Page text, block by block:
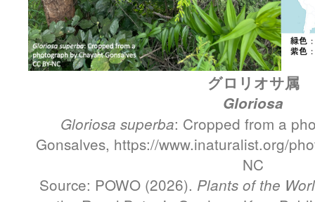
グロリオサ属
Gloriosa
Gloriosa superba: Cropped from a
Gonsalves, https://www.inaturalist.org/
NC
Source: POWO (2026). Plants of the